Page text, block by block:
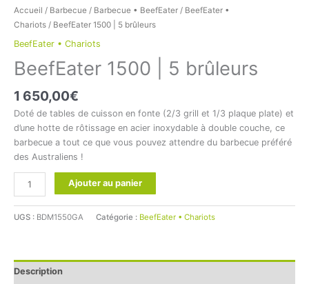
Accueil / Barbecue / Barbecue • BeefEater / BeefEater •
Chariots / BeefEater 1500 | 5 brûleurs
BeefEater • Chariots
BeefEater 1500 | 5 brûleurs
1 650,00€
Doté de tables de cuisson en fonte (2/3 grill et 1/3 plaque plate) et
d’une hotte de rôtissage en acier inoxydable à double couche, ce
barbecue a tout ce que vous pouvez attendre du barbecue préféré
des Australiens !
Ajouter au panier
UGS : BDM1550GA Catégorie : BeefEater • Chariots
Description